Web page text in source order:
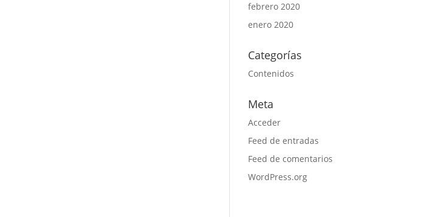
febrero 2020
enero 2020
Categorías
Contenidos
Meta
Acceder
Feed de entradas
Feed de comentarios
WordPress.org